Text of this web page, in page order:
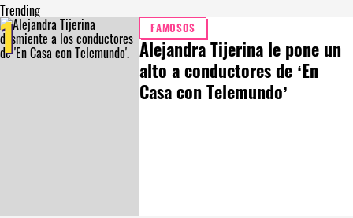
Trending
1 FAMOSOS
Alejandra Tijerina le pone un
alto a conductores de ‘En
Casa con Telemundo’